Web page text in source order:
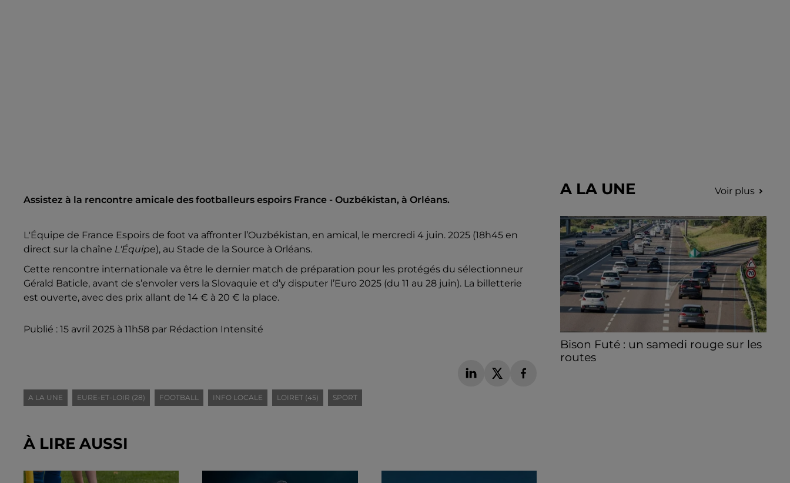
Assistez à la rencontre amicale des footballeurs espoirs France - Ouzbékistan, à Orléans.
L'Équipe de France Espoirs de foot va affronter l’Ouzbékistan, en amical, le mercredi 4 juin. 2025 (18h45 en
direct sur la chaîne L'Équipe), au Stade de la Source à Orléans.
Cette rencontre internationale va être le dernier match de préparation pour les protégés du sélectionneur
Gérald Baticle, avant de s’envoler vers la Slovaquie et d’y disputer l’Euro 2025 (du 11 au 28 juin). La billetterie
est ouverte, avec des prix allant de 14 € à 20 € la place.
Publié : 15 avril 2025 à 11h58 par Rédaction Intensité
A LA UNE EURE-ET-LOIR (28) FOOTBALL INFO LOCALE LOIRET (45) SPORT
À LIRE AUSSI
A LA UNE Voir plus
Bison Futé : un samedi rouge sur les
routes